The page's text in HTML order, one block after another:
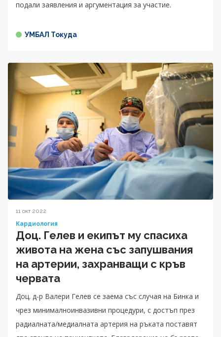
подали заявления и аргументация за участие.
УМБАЛ Токуда
11 окт 2022
Кардиология
Доц. Гелев и екипът му спасиха
живота на жена със запушвания
на артерии, захранващи с кръв
червата
Доц. д-р Валери Гелев се заема със случая на Бинка и
чрез минималноинвазивни процедури, с достъп през
радиалната/медиалната артерия на ръката поставят